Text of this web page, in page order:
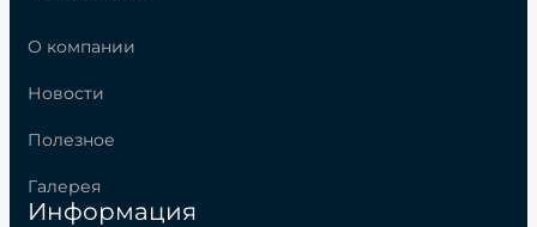
О компании
Новости
Полезное
Галерея
Информация